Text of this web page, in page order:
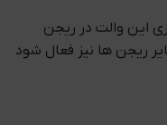
این والت در ریجن
ریجن ها نیز فعال شود